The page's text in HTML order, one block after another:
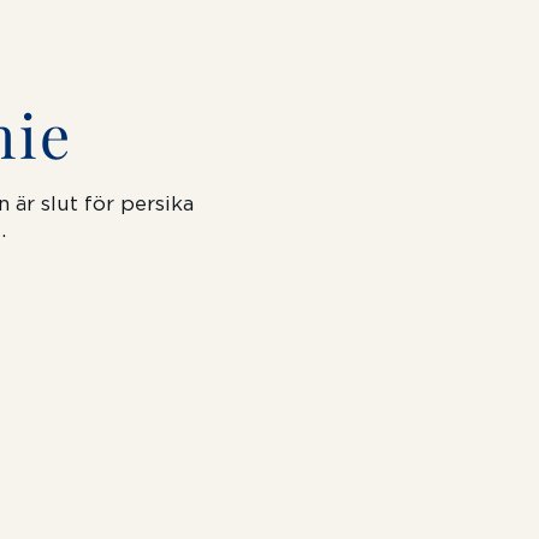
är slut för persika